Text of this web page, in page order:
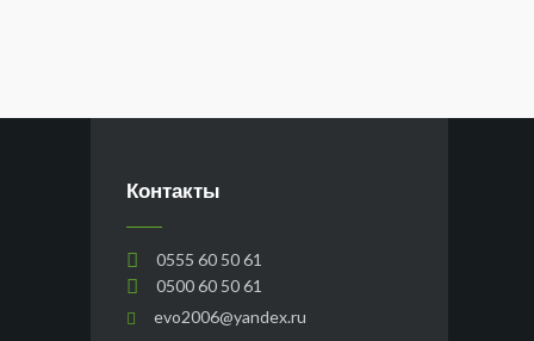
Контакты
0555 60 50 61
0500 60 50 61
evo2006@yandex.ru